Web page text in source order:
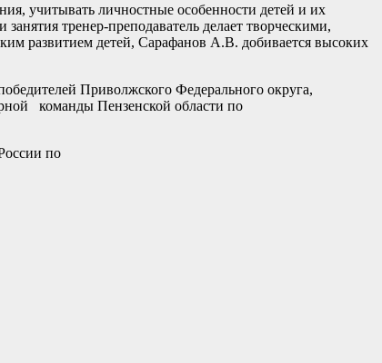
учитывать личностные особенности детей и их
тренер-преподаватель делает творческими,
развитием детей, Сарафанов А.В. добивается высоких
Приволжского Федерального округа,
команды Пензенской области по
по